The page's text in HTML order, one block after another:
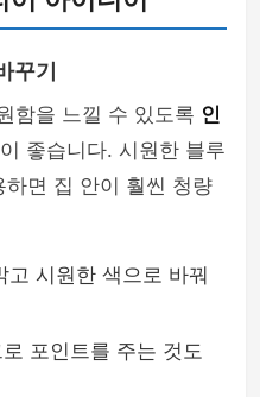
꾸기
함을 느낄 수 있도록 인
좋습니다. 시원한 블루
면 집 안이 훨씬 청량
시원한 색으로 바꿔
포인트를 주는 것도